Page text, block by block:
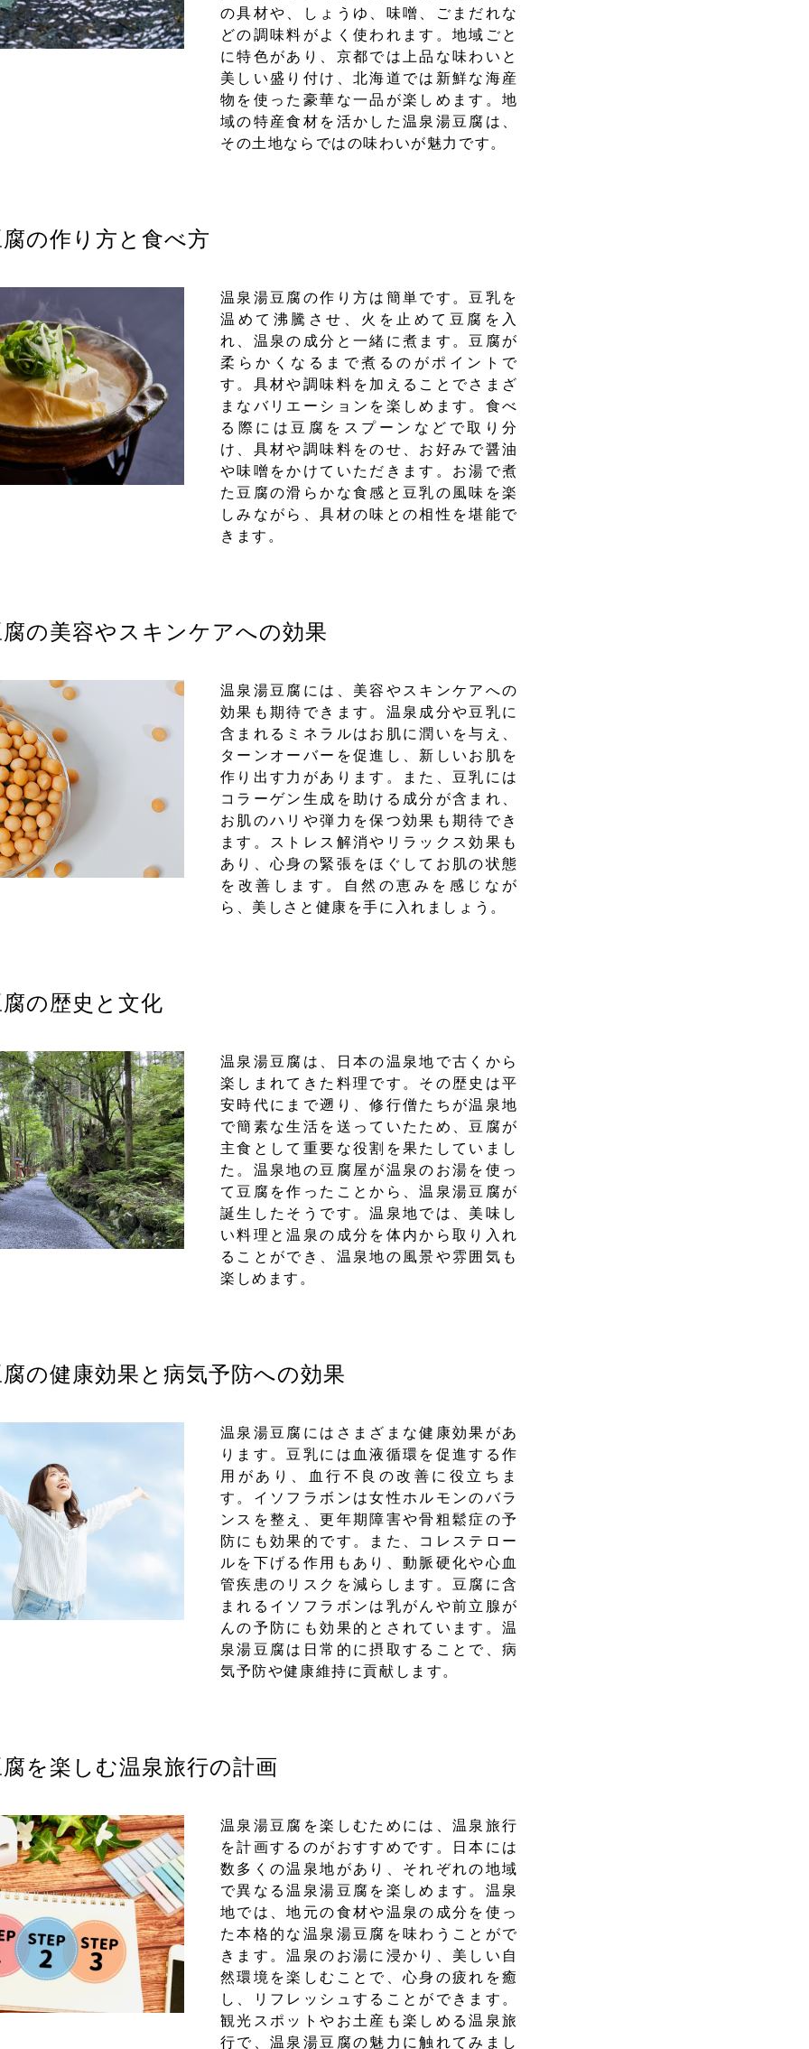
の具材や、しょうゆ、味噌、ごまだれな
どの調味料がよく使われます。地域ごと
に特色があり、京都では上品な味わいと
美しい盛り付け、北海道では新鮮な海産
物を使った豪華な一品が楽しめます。地
域の特産食材を活かした温泉湯豆腐は、
その土地ならではの味わいが魅力です。
の作り方と食べ方
温泉湯豆腐の作り方は簡単です。豆乳を
温めて沸騰させ、火を止めて豆腐を入
れ、温泉の成分と一緒に煮ます。豆腐が
柔らかくなるまで煮るのがポイントで
す。具材や調味料を加えることでさまざ
まなバリエーションを楽しめます。食べ
る際には豆腐をスプーンなどで取り分
け、具材や調味料をのせ、お好みで醤油
や味噌をかけていただきます。お湯で煮
た豆腐の滑らかな食感と豆乳の風味を楽
しみながら、具材の味との相性を堪能で
きます。
の美容やスキンケアへの効果
温泉湯豆腐には、美容やスキンケアへの
効果も期待できます。温泉成分や豆乳に
含まれるミネラルはお肌に潤いを与え、
ターンオーバーを促進し、新しいお肌を
作り出す力があります。また、豆乳には
コラーゲン生成を助ける成分が含まれ、
お肌のハリや弾力を保つ効果も期待でき
ます。ストレス解消やリラックス効果も
あり、心身の緊張をほぐしてお肌の状態
を改善します。自然の恵みを感じなが
ら、美しさと健康を手に入れましょう。
の歴史と文化
温泉湯豆腐は、日本の温泉地で古くから
楽しまれてきた料理です。その歴史は平
安時代にまで遡り、修行僧たちが温泉地
で簡素な生活を送っていたため、豆腐が
主食として重要な役割を果たしていまし
た。温泉地の豆腐屋が温泉のお湯を使っ
て豆腐を作ったことから、温泉湯豆腐が
誕生したそうです。温泉地では、美味し
い料理と温泉の成分を体内から取り入れ
ることができ、温泉地の風景や雰囲気も
楽しめます。
の健康効果と病気予防への効果
温泉湯豆腐にはさまざまな健康効果があ
ります。豆乳には血液循環を促進する作
用があり、血行不良の改善に役立ちま
す。イソフラボンは女性ホルモンのバラ
ンスを整え、更年期障害や骨粗鬆症の予
防にも効果的です。また、コレステロー
ルを下げる作用もあり、動脈硬化や心血
管疾患のリスクを減らします。豆腐に含
まれるイソフラボンは乳がんや前立腺が
んの予防にも効果的とされています。温
泉湯豆腐は日常的に摂取することで、病
気予防や健康維持に貢献します。
を楽しむ温泉旅行の計画
温泉湯豆腐を楽しむためには、温泉旅行
を計画するのがおすすめです。日本には
数多くの温泉地があり、それぞれの地域
で異なる温泉湯豆腐を楽しめます。温泉
地では、地元の食材や温泉の成分を使っ
た本格的な温泉湯豆腐を味わうことがで
きます。温泉のお湯に浸かり、美しい自
然環境を楽しむことで、心身の疲れを癒
し、リフレッシュすることができます。
観光スポットやお土産も楽しめる温泉旅
行で、温泉湯豆腐の魅力に触れてみまし